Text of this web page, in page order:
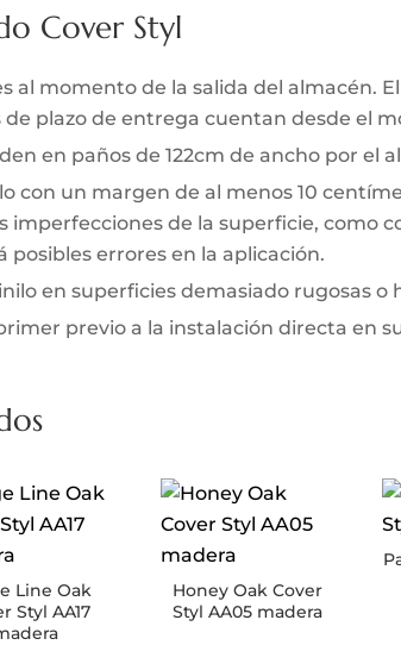
Cover Styl
al momento de la salida del almacén.
de plazo de entrega cuentan desde el
en paños de 122cm de ancho por
con un margen de al menos 10
imperfecciones de la superficie, como
posibles errores en la aplicación.
en superficies demasiado rugosas o
previo a la instalación directa en
Line Oak
Styl AA17
Honey Oak Cover
Styl AA05 madera